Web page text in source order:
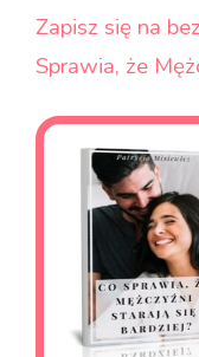
Zapisz się na
Sprawia, że